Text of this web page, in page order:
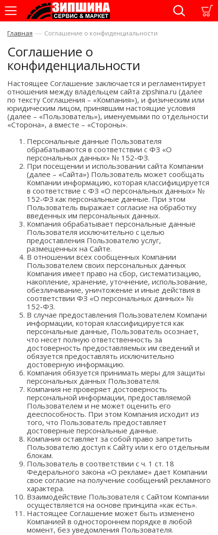
Главная — Соглашение о конфиденциальности
Соглашение о
конфиденциальности
Настоящее Соглашение заключается и регламентирует
отношения между владельцем сайта zipshina.ru (далее
по тексту Соглашения – «Компания»), и физическим или
юридическим лицом, принявшим настоящие условия
(далее – «Пользователь»), именуемыми по отдельности
«Сторона», а вместе – «Стороны».
Персональные данные Пользователя
обрабатываются в соответствии с ФЗ «О
персональных данных» № 152-ФЗ.
При посещении и использовании сайта Компании
(далее – «Сайта») Пользователь может сообщать
Компании информацию, которая классифицируется
в соответствие с ФЗ «О персональных данных» №
152-ФЗ как персональные данные. При этом
Пользователь выражает согласие на обработку
введенных им персональных данных.
Компания обрабатывает персональные данные
Пользователя исключительно с целью
предоставления Пользователю услуг,
размещенных на Сайте.
В отношении всех сообщенных Компании
Пользователем своих персональных данных
Компания имеет право на сбор, систематизацию,
накопление, хранение, уточнение, использование,
обезличивание, уничтожение и иные действия в
соответствии ФЗ «О персональных данных» №
152-ФЗ.
В случае предоставления Пользователем Компани
информации, которая классифицируется как
персональные данные, Пользователь осознает,
что несет полную ответственность за
достоверность предоставляемых им сведений и
обязуется предоставлять исключительно
достоверную информацию.
Компания обязуется принимать меры для защиты
персональных данных Пользователя.
Компания не проверяет достоверность
персональной информации, предоставляемой
Пользователем и не может оценить его
дееспособность. При этом Компания исходит из
того, что Пользователь предоставляет
достоверные персональные данные.
Компания оставляет за собой право запретить
Пользователю доступ к Сайту или к его отдельным
блокам.
Пользователь в соответствии с ч. 1 ст. 18
Федерального закона «О рекламе» дает Компании
свое согласие на получение сообщений рекламного
характера.
Взаимодействие Пользователя с Сайтом Компании
осуществляется на основе принципа «как есть».
Настоящее Соглашение может быть изменено
Компанией в одностороннем порядке в любой
момент, без уведомления Пользователя.